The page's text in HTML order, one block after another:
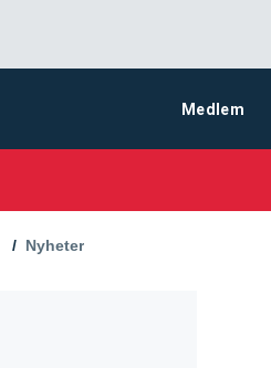
Medlem
Aktuell sida:
Nyheter